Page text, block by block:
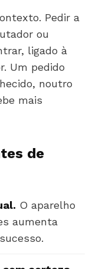
Pedir a
ou
ligado à
Um pedido
noutro
mais
de
O aparelho
aumenta